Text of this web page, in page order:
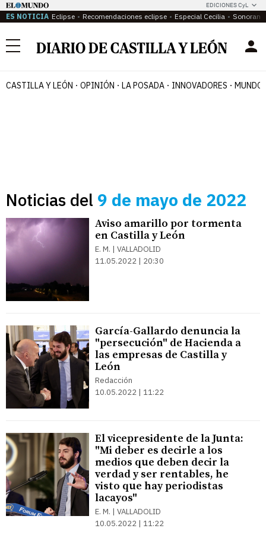
EDICIONES CyL
ES NOTICIA Eclipse Recomendaciones eclipse Especial Cecilia
Menú
CASTILLA Y LEÓN OPINIÓN LA POSADA INNOVADORES MUNDO
Noticias del 9 de mayo de 2022
Aviso amarillo por tormenta
en Castilla y León
E. M. | VALLADOLID
11.05.2022 | 20:30
García-Gallardo denuncia la
"persecución" de Hacienda a
las empresas de Castilla y
León
Redacción
10.05.2022 | 11:22
El vicepresidente de la Junta:
"Mi deber es decirle a los
medios que deben decir la
verdad y ser rentables, he
visto que hay periodistas
lacayos"
E. M. | VALLADOLID
10.05.2022 | 11:22